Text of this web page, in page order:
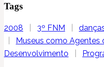
Tags
2008 3º FNM
Museus como Agentes
Desenvolvimento